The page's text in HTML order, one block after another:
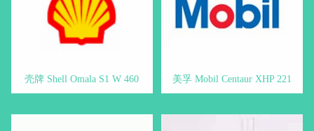
壳牌 Shell Omala S1 W 460 美孚 Mobil Centaur XHP 221